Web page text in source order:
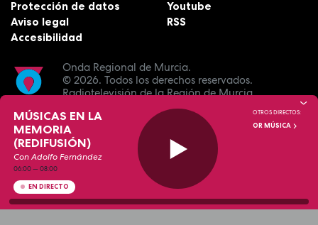
Onda Regional de Murcia.
© 2026. Todos los derechos reservados.
Radiotelevisión de la Región de Murcia.
Protección de datos
Aviso legal
Accesibilidad
Youtube
RSS
MÚSICAS EN LA
MEMORIA
(REDIFUSIÓN)
Con Adolfo Fernández
06:00—08:00
EN DIRECTO
OTROS DIRECTOS:
OR MÚSICA